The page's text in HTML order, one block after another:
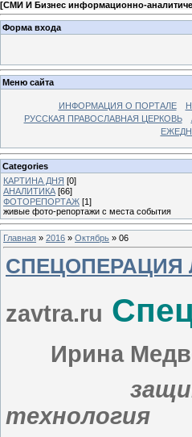
[СМИ И Бизнес информационно-
Форма входа
Меню сайта
ИНФОРМАЦИЯ О ПОРТАЛЕ
РУССКАЯ ПРАВОСЛАВНАЯ ЦЕРКОВЬ
Categories
КАРТИНА ДНЯ [0]
АНАЛИТИКА [66]
ФОТОРЕПОРТАЖ [1]
живые фото-репортажи с места события
Главная » 2016 » Октябрь » 06
СПЕЦОПЕРАЦИЯ
zavtra.ru
Ирина
технология